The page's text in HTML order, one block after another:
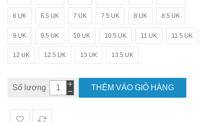
6 UK 6.5 UK 7 UK 7.5 UK 8 UK 8.5 UK
9 UK 9.5 UK 10 UK 10.5 UK 11 UK 11.5 UK
12 UK 12.5 UK 13 UK 13.5 UK
Số lượng THÊM VÀO GIỎ HÀNG